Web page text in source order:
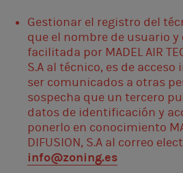
Gestionar el registro del
que el nombre de usuario
facilitada por MADEL AIR
S.A al técnico, es de
ser comunicados a otras
sospecha que un tercero
datos de identificación y
ponerlo en conocimiento
DIFUSION, S.A al correo
info@zoning.es